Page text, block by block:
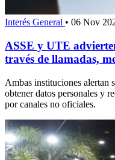
Interés General • 06 Nov
ASSE y UTE
través de llamadas,
Ambas instituciones alertan
obtener datos personales y
por canales no oficiales.